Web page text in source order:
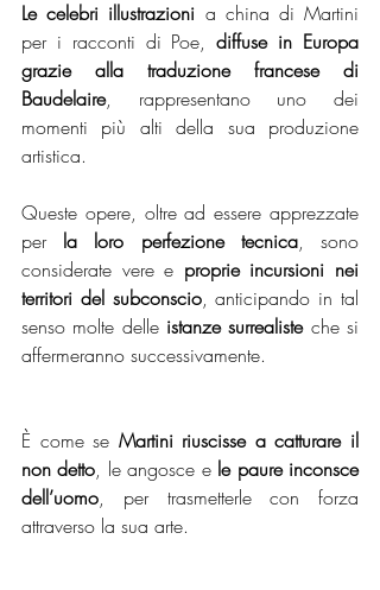
Le celebri illustrazioni a china di Martini
per i racconti di Poe, diffuse in Europa
grazie alla traduzione francese di
Baudelaire, rappresentano uno dei
momenti più alti della sua produzione
artistica.
Queste opere, oltre ad essere apprezzate
per la loro perfezione tecnica, sono
considerate vere e proprie incursioni nei
territori del subconscio, anticipando in tal
senso molte delle istanze surrealiste che si
affermeranno successivamente.
È come se Martini riuscisse a catturare il
non detto, le angosce e le paure inconsce
dell’uomo, per trasmetterle con forza
attraverso la sua arte.